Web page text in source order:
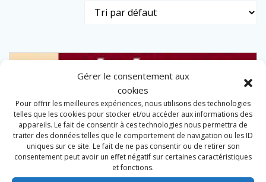
Gérer le consentement aux
cookies
Pour offrir les meilleures expériences, nous utilisons des technologies
telles que les cookies pour stocker et/ou accéder aux informations des
appareils. Le fait de consentir à ces technologies nous permettra de
traiter des données telles que le comportement de navigation ou les ID
uniques sur ce site. Le fait de ne pas consentir ou de retirer son
consentement peut avoir un effet négatif sur certaines caractéristiques
et fonctions.